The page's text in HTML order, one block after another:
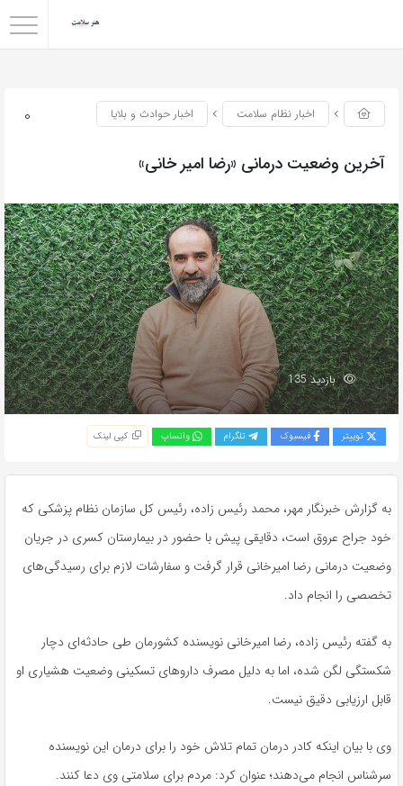
0 اخبار نظام سلامت اخبار حوادث و بلایا
آخرین وضعیت درمانی «رضا امیر خانی»
بازدید 135
توییتر فیسبوک تلگرام واتساپ کپی لینک
به گزارش خبرنگار مهر، محمد رئیس زاده، رئیس کل سازمان نظام پزشکی که
خود جراح عروق است، دقایقی پیش با حضور در بیمارستان کسری در جریان
وضعیت درمانی رضا امیرخانی قرار گرفت و سفارشات لازم برای رسیدگی‌های
تخصصی را انجام داد.
به گفته رئیس زاده، رضا امیرخانی نویسنده کشورمان طی حادثه‌ای دچار
شکستگی لگن شده، اما به دلیل مصرف داروهای تسکینی وضعیت هشیاری او
قابل ارزیابی دقیق نیست.
وی با بیان اینکه کادر درمان تمام تلاش خود را برای درمان این نویسنده
سرشناس انجام می‌دهند؛ عنوان کرد: مردم برای سلامتی وی دعا کنند.